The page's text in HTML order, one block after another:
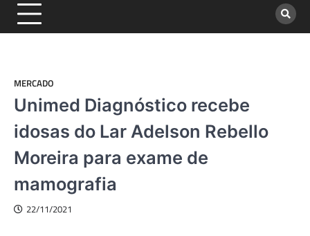
MERCADO
Unimed Diagnóstico recebe
idosas do Lar Adelson Rebello
Moreira para exame de
mamografia
22/11/2021